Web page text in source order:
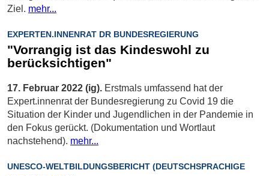
Ziel. mehr...
EXPERTEN.INNENRAT DR BUNDESREGIERUNG
"Vorrangig ist das Kindeswohl zu
berücksichtigen"
17. Februar 2022 (ig). Erstmals umfassend hat der
Expert.innenrat der Bundesregierung zu Covid 19 die
Situation der Kinder und Jugendlichen in der Pandemie in
den Fokus gerückt. (Dokumentation und Wortlaut
nachstehend). mehr...
UNESCO-WELTBILDUNGSBERICHT (DEUTSCHSPRACHIGE